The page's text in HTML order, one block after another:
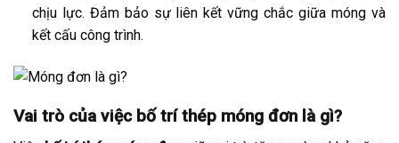
chịu lực. Đảm bảo sự liên kết vững chắc giữa móng và
kết cấu công trình.
Vai trò của việc bố trí thép móng đơn là gì?